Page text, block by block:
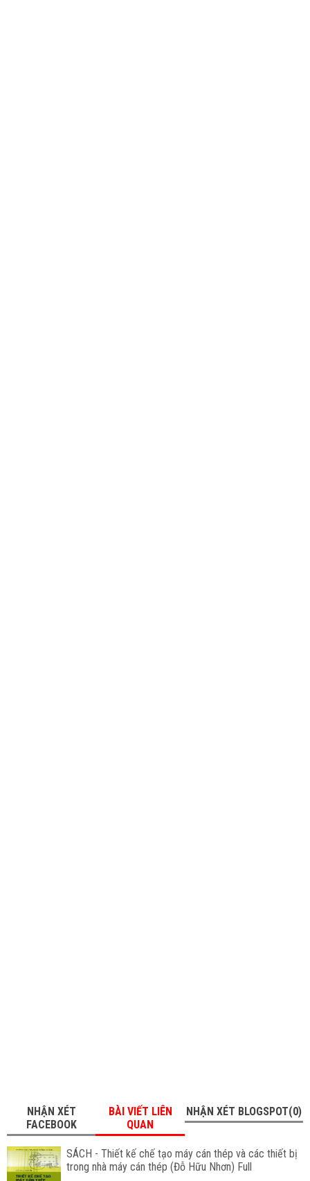
NHẬN XÉT
FACEBOOK
BÀI VIẾT LIÊN
QUAN
NHẬN XÉT BLOGSPOT(0)
SÁCH - Thiết kế chế tạo máy cán thép và các thiết bị
trong nhà máy cán thép (Đỗ Hữu Nhơn) Full